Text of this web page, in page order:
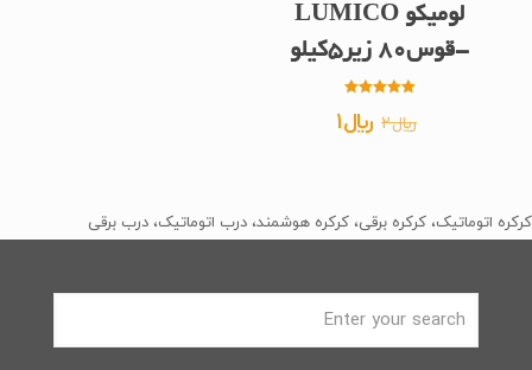
لومیکو LUMICO
-قوس80 زیر5کیلو
5.00
از 5 ﷼2 قیمت
بود.
﷼1
است.
کرکره اتوماتیک، کرکره برقی، کرکره هوشمند، درب اتوماتیک، درب برقی